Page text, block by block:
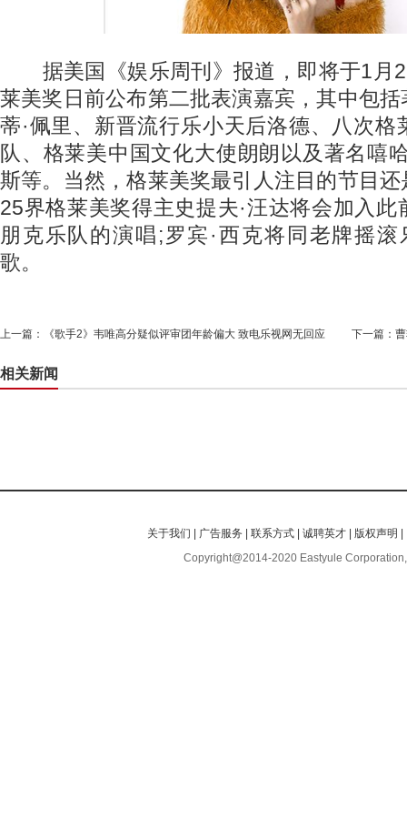
据美国《娱乐周刊》报道，即将于1月
莱美奖日前公布第二批表演嘉宾，其中包
蒂·佩里、新晋流行乐小天后洛德、八次格
队、格莱美中国文化大使朗朗以及著名嘻
斯等。当然，格莱美奖最引人注目的节目
25界格莱美奖得主史提夫·汪达将会加入
朋克乐队的演唱;罗宾·西克将同老牌摇滚
歌。
上一篇： 《歌手2》韦唯高分疑似评审团年龄偏大 致电乐视网无回应 下一篇：
相关新闻
关于我们 广告服务 |联系方式 |诚聘英才 版权声明
Copyright@2014-2020 Eastyule